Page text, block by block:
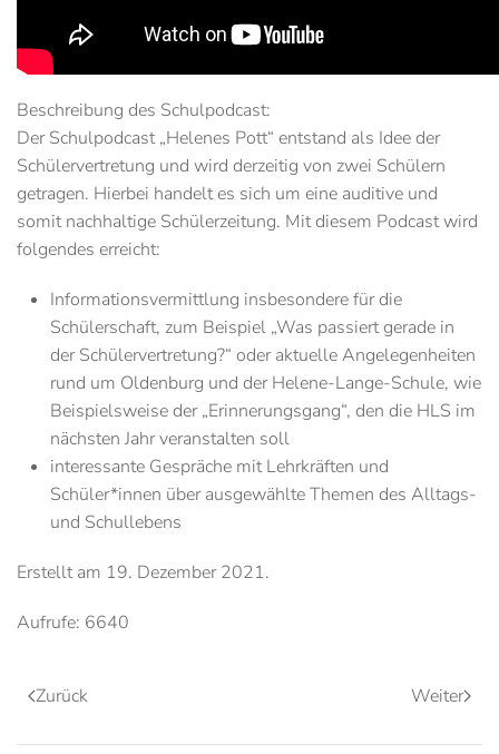
Beschreibung des Schulpodcast:
Der Schulpodcast „Helenes Pott“ entstand als Idee der
Schülervertretung und wird derzeitig von zwei Schülern
getragen. Hierbei handelt es sich um eine auditive und
somit nachhaltige Schülerzeitung. Mit diesem Podcast wird
folgendes erreicht:
Informationsvermittlung insbesondere für die
Schülerschaft, zum Beispiel „Was passiert gerade in
der Schülervertretung?“ oder aktuelle Angelegenheiten
rund um Oldenburg und der Helene-Lange-Schule, wie
Beispielsweise der „Erinnerungsgang“, den die HLS im
nächsten Jahr veranstalten soll
interessante Gespräche mit Lehrkräften und
Schüler*innen über ausgewählte Themen des Alltags-
und Schullebens
Erstellt am 19. Dezember 2021.
Aufrufe: 6640
Zurück Weiter